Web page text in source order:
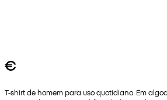
€
T-shirt de homem para uso quotidiano. Em